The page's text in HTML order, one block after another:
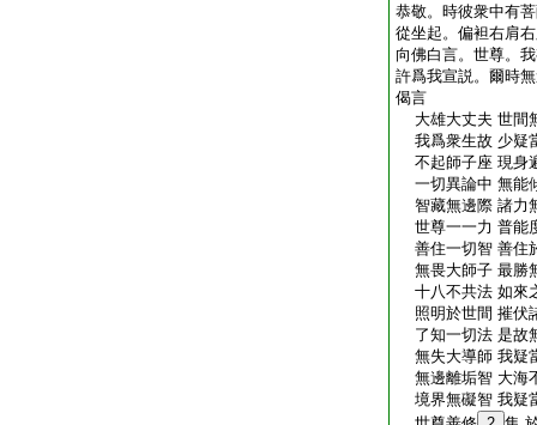
恭敬。時彼衆中有
從坐起。偏袒右肩
向佛白言。世尊。
許爲我宣説。爾時
偈言
大雄大丈夫 世間
我爲衆生故 少疑
不起師子座 現身
一切異論中 無能
智藏無邊際 諸力
世尊一一力 普能
善住一切智 善住
無畏大師子 最勝
十八不共法 如來
照明於世間 摧伏
了知一切法 是故
無失大導師 我疑
無邊離垢智 大海
境界無礙智 我疑